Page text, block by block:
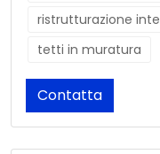
ristrutturazione
tetti in muratura
Contatta